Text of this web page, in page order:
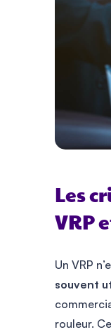
Les
VRP
Un VRP
souvent
rouleur.